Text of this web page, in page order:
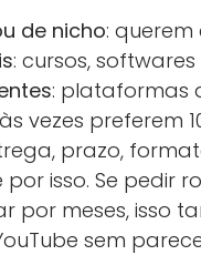
de nicho: querem
: cursos,
: plataformas
vezes preferem
prazo,
isso. Se pedir
por meses, isso
sem